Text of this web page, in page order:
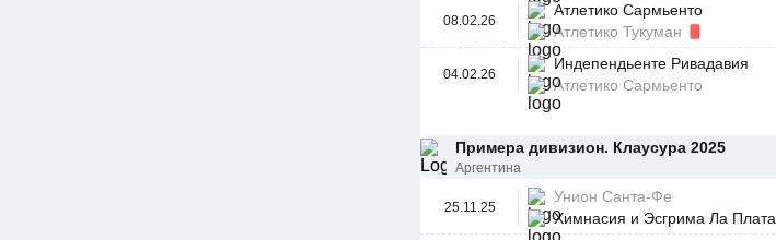
08.02.26
Атлетико Сармьенто
Атлетико Тукуман
04.02.26
Индепендьенте Ривадавия
Атлетико Сармьенто
Примера дивизион. Клаусура 2025
Аргентина
25.11.25
Унион Санта-Фе
Химнасия и Эсгрима Ла Плата